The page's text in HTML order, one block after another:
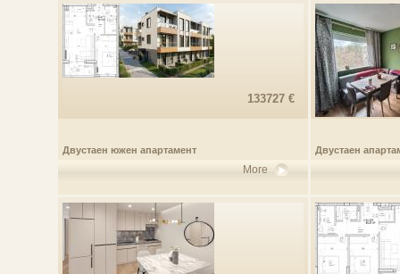
133727 €
Двустаен южен апартамент
More
Двустаен